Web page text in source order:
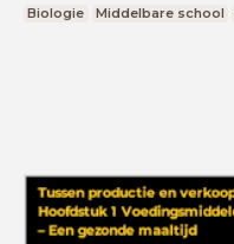
Biologie Middelbare school